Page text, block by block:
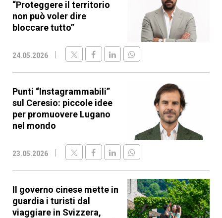
“Proteggere il territorio
non può voler dire
bloccare tutto”
24.05.2026
Punti “Instagrammabili”
sul Ceresio: piccole idee
per promuovere Lugano
nel mondo
23.05.2026
Il governo cinese mette in
guardia i turisti dal
viaggiare in Svizzera,